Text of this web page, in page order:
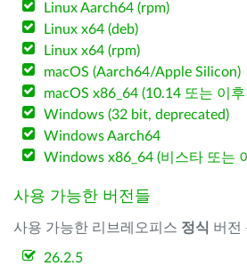
Linux Aarch64 (rpm)
Linux x64 (deb)
Linux x64 (rpm)
macOS (Aarch64/Apple Silicon)
macOS x86_64 (10.14 또는 이
Windows (32 bit, deprecated)
Windows Aarch64
Windows x86_64 (비스타 또는
사용 가능한 버전들
사용 가능한 리브레오피스 정식 버전
26.2.5